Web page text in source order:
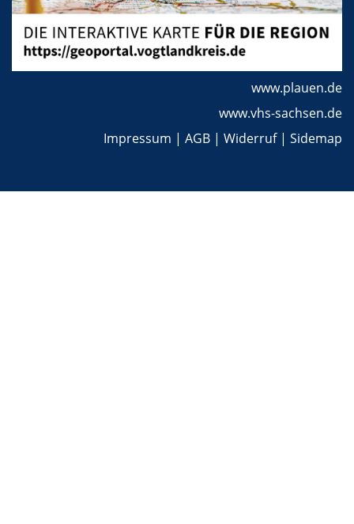
www.plauen.de
www.vhs-sachsen.de
Impressum | AGB | Widerruf| Sidemap